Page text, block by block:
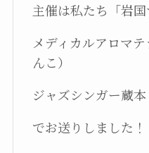
主催は私たち「岩国
メディカルアロマ
んこ）
ジャズシンガー蔵本
でお送りしました！